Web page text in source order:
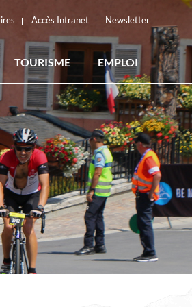
Accès Intranet Newsletter
TOURISME EMPLOI
ACTES RÉGLEMENTAIRES